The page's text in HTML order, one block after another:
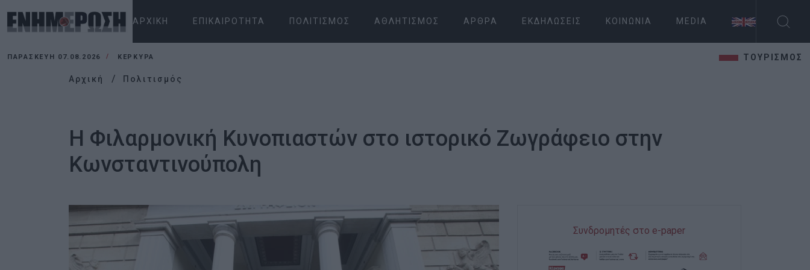
ΑΡΧΙΚΉ ΕΠΙΚΑΙΡΌΤΗΤΑ ΠΟΛΙΤΙΣΜΌΣ ΑΘΛΗΤΙΣΜΌΣ ΆΡΘΡΑ ΕΚΔΗΛΏΣΕΙΣ ΚΟΙΝΩΝΊΑ MEDIA
ΠΑΡΑΣΚΕΥΉ 07.08.2026 ΚΕΡΚΥΡΑ ΤΟΥΡΙΣΜΟΣ
Αρχική Πολιτισμός
Η Φιλαρμονική Κυνοπιαστών στο ιστορικό Ζωγράφειο στην
Κωνσταντινούπολη
Συνδρομητές στο e-paper